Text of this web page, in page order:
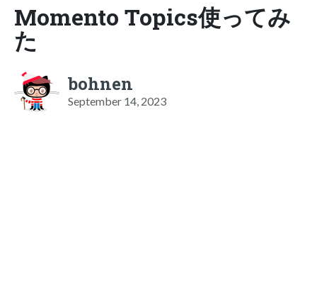
Momento Topics使ってみ
た
bohnen
September 14, 2023